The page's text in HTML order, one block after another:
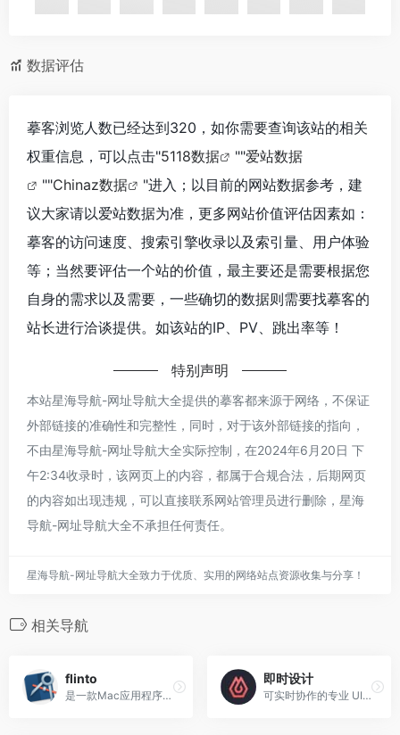
数据评估
摹客浏览人数已经达到320，如你需要查询该站的相关
权重信息，可以点击"5118数据 ""爱站数据
""Chinaz数据
"进入；以目前的网站数据参考，建
议大家请以爱站数据为准，更多网站价值评估因素如：
摹客的访问速度、搜索引擎收录以及索引量、用户体验
等；当然要评估一个站的价值，最主要还是需要根据您
自身的需求以及需要，一些确切的数据则需要找摹客的
站长进行洽谈提供。如该站的IP、PV、跳出率等！
特别声明
本站星海导航-网址导航大全提供的摹客都来源于网络，不保证
外部链接的准确性和完整性，同时，对于该外部链接的指向，
不由星海导航-网址导航大全实际控制，在2024年6月20日 下
午2:34收录时，该网页上的内容，都属于合规合法，后期网页
的内容如出现违规，可以直接联系网站管理员进行删除，星海
导航-网址导航大全不承担任何责任。
星海导航-网址导航大全致力于优质、实用的网络站点资源收集与分享！
相关导航
flinto
是一款Mac应用程序，可使用它来创建应用程序设计的互动和动画原型。
即时设计
可实时协作的专业 UI 设计工具。